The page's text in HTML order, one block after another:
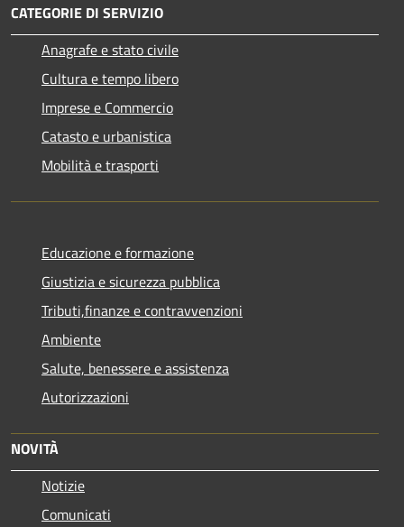
CATEGORIE DI SERVIZIO
Anagrafe e stato civile
Cultura e tempo libero
Imprese e Commercio
Catasto e urbanistica
Mobilità e trasporti
Educazione e formazione
Giustizia e sicurezza pubblica
Tributi,finanze e contravvenzioni
Ambiente
Salute, benessere e assistenza
Autorizzazioni
NOVITÀ
Notizie
Comunicati